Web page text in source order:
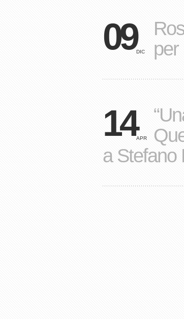
09DIC
per
14APR
a Stefano